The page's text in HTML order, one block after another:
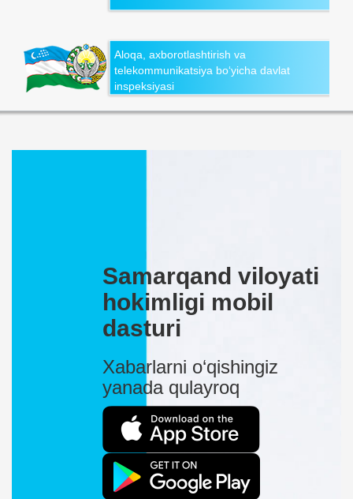
Aloqa, axborotlashtirish va
telekommunikatsiya bo‘yicha davlat
inspeksiyasi
Samarqand viloyati
hokimligi mobil
dasturi
Xabarlarni o‘qishingiz
yanada qulayroq